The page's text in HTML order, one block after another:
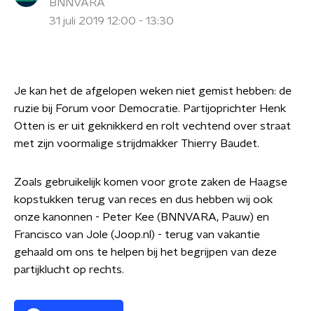
BNNVARA
31 juli 2019 12:00 - 13:30
Je kan het de afgelopen weken niet gemist hebben: de
ruzie bij Forum voor Democratie. Partijoprichter Henk
Otten is er uit geknikkerd en rolt vechtend over straat
met zijn voormalige strijdmakker Thierry Baudet.
Zoals gebruikelijk komen voor grote zaken de Haagse
kopstukken terug van reces en dus hebben wij ook
onze kanonnen - Peter Kee (BNNVARA, Pauw) en
Francisco van Jole (Joop.nl) - terug van vakantie
gehaald om ons te helpen bij het begrijpen van deze
partijklucht op rechts.